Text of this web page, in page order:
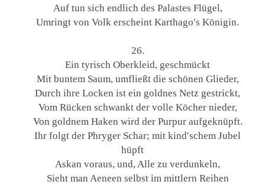
Auf tun sich endlich des Palastes Flügel,
Umringt von Volk erscheint Karthago′s Königin.
26.
Ein tyrisch Oberkleid, geschmückt
Mit buntem Saum, umfließt die schönen Glieder,
Durch ihre Locken ist ein goldnes Netz gestrickt,
Vom Rücken schwankt der volle Köcher nieder,
Von goldnem Haken wird der Purpur aufgeknüpft.
Ihr folgt der Phryger Schar; mit kind′schem Jubel
hüpft
Askan voraus, und, Alle zu verdunkeln,
Sieht man Aeneen selbst im mittlern Reihen